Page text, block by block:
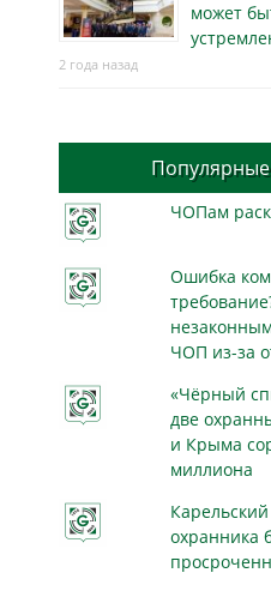
может
2 года назад
ЧОПам
Ошибка
ЧОП из-за
«Чёрный
две
и Крыма
миллиона
охранника